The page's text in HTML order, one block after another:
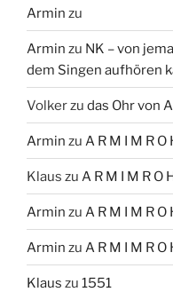
Armin zu
Armin zu NK – von
dem Singen aufhören
Volkerzu das Ohr von
Armin zu A R M I M R O
Klaus zu A R M I M R O
Armin zu A R M I M R O
Armin zu A R M I M R O
Klaus zu 1551